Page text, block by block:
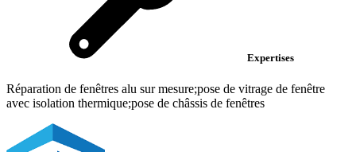
Expertises
Réparation de fenêtres alu sur mesure;pose de vitrage de fenêtre
avec isolation thermique;pose de châssis de fenêtres